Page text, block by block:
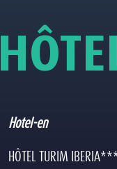
HÔTE
Hotel-en
HÔTEL TURIM